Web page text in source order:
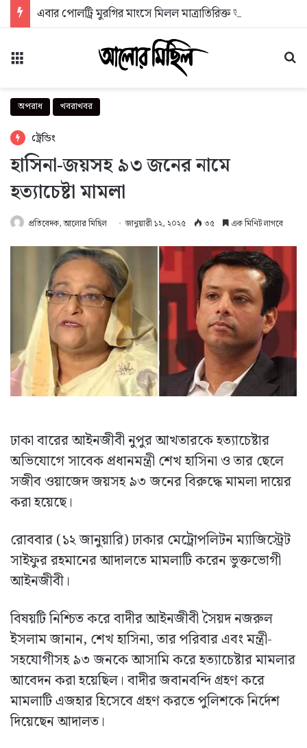
অপরাধ খবরাখবর
ট্রেন্ডিং
হাসিনা-জয়সহ ৯৩ জনের নামে
হত্যাচেষ্টা মামলা
প্রতিবেদক, আলোর মিছিল জানুয়ারী ১২, ২০২৫ ৩৫ এক মিনিট লাগবে
ঢাকা বারের আইনজীবী নুপুর আখতারকে হত্যাচেষ্টার
অভিযোগে সাবেক প্রধানমন্ত্রী শেখ হাসিনা ও তার ছেলে
সজীব ওয়াজেদ জয়সহ ৯৩ জনের বিরুদ্ধে মামলা দায়ের
করা হয়েছে।
রোববার (১২ জানুয়ারি) ঢাকার মেট্রোপলিটন ম্যাজিস্ট্রেট
সাইফুর রহমানের আদালতে মামলাটি করেন ভুক্তভোগী
আইনজীবী।
বিষয়টি নিশ্চিত করে বাদীর আইনজীবী সৈয়দ নজরুল
ইসলাম জানান, শেখ হাসিনা, তার পরিবার এবং মন্ত্রী-
সহযোগীসহ ৯৩ জনকে আসামি করে হত্যাচেষ্টার মামলার
আবেদন করা হয়েছিল। বাদীর জবানবন্দি গ্রহণ করে
মামলাটি এজহার হিসেবে গ্রহণ করতে পুলিশকে নির্দেশ
দিয়েছেন আদালত।